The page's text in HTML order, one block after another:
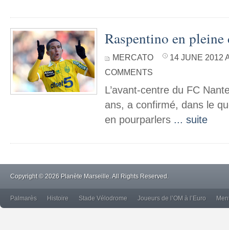
Raspentino en
MERCATO
14 JUNE 2012
COMMENTS
L’avant-centre du FC
ans, a confirmé, dans le
en pourparlers ... suite
Copyright © 2026 Planète Marseille. All Rights Reserved.
Palmarès Histoire Stade Vélodrome Joueurs de l’OM à l’Euro